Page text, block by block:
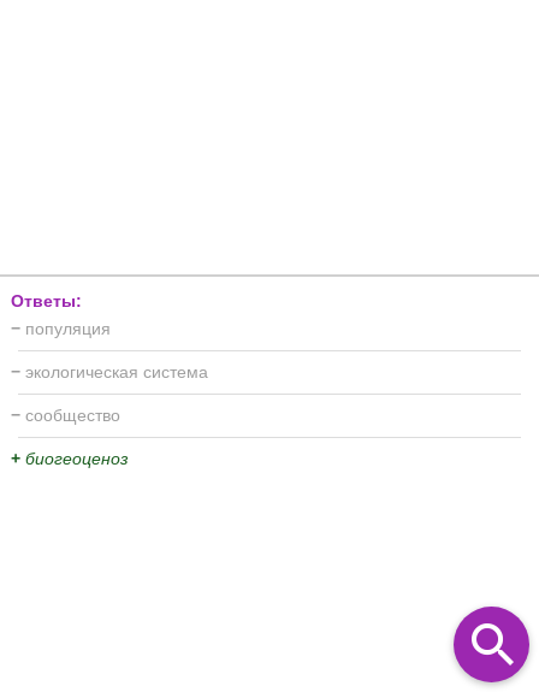
Ответы:
− популяция
− экологическая система
− сообщество
+ биогеоценоз